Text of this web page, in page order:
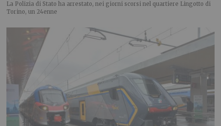
La Polizia di Stato ha arrestato, nei giorni scorsi nel quartiere Lingotto di
Torino, un 24enne